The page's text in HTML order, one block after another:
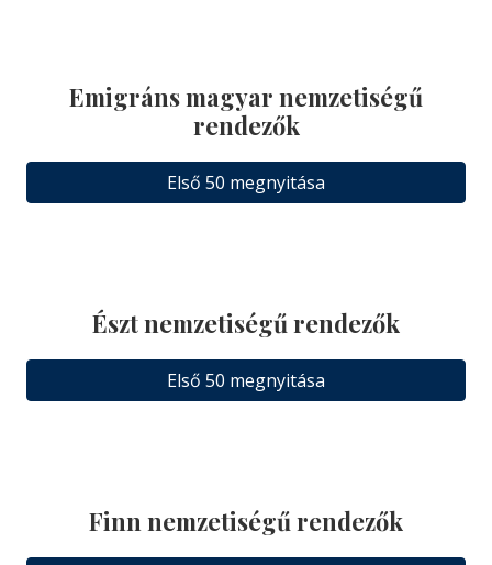
Emigráns magyar nemzetiségű
rendezők
Első 50 megnyitása
Észt nemzetiségű rendezők
Első 50 megnyitása
Finn nemzetiségű rendezők